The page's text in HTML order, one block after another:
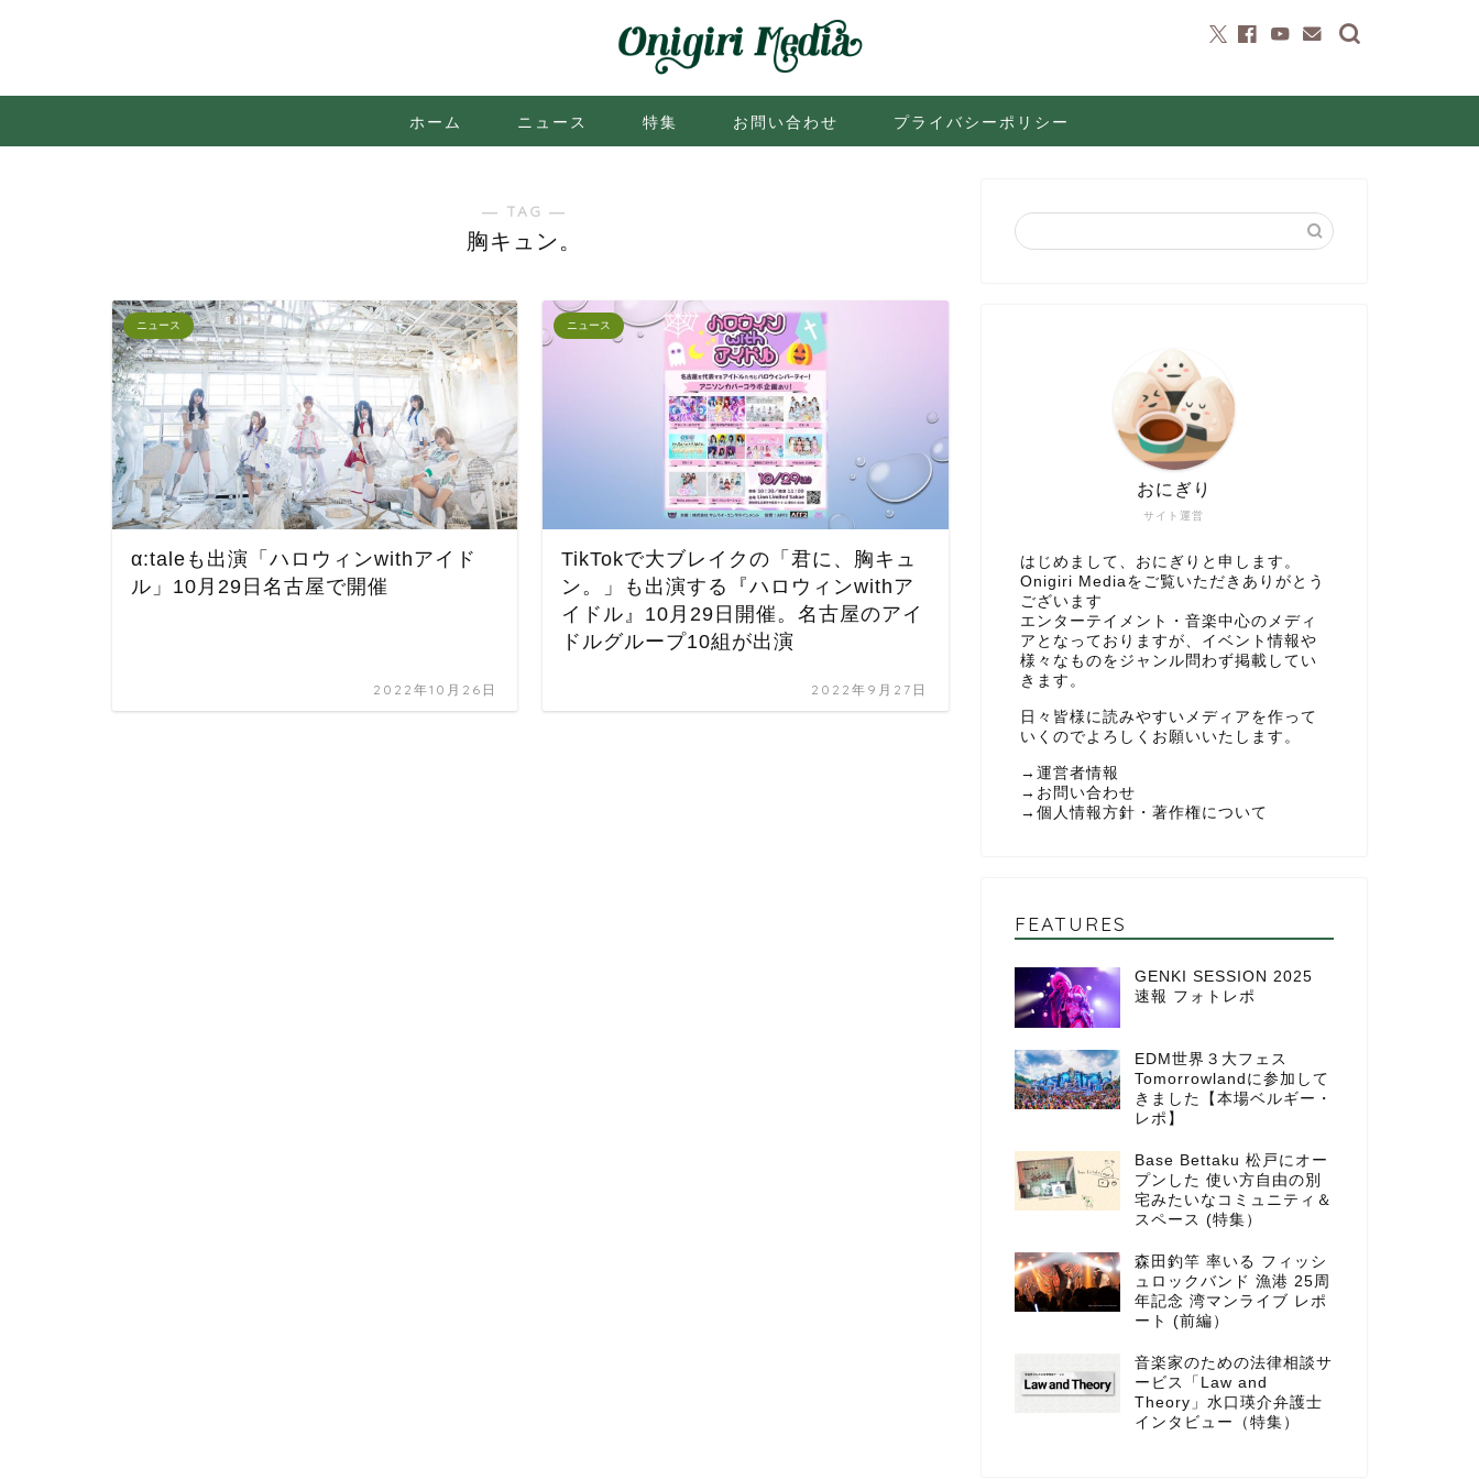
ホーム ニュース 特集 お問い合わせ プライバシーポリシー
― TAG ―
胸キュン。
ニュース
α:taleも出演「ハロウィンwithアイド
ル」10月29日名古屋で開催
2022年10月26日
ニュース
TikTokで大ブレイクの「君に、胸キュ
ン。」も出演する『ハロウィンwithア
イドル』10月29日開催。名古屋のアイ
ドルグループ10組が出演
2022年9月27日
サイト運営
おにぎり
はじめまして、おにぎりと申します。
Onigiri Mediaをご覧いただきありがとう
ございます
エンターテイメント・音楽中心のメディ
アとなっておりますが、イベント情報や
様々なものをジャンル問わず掲載してい
きます。
日々皆様に読みやすいメディアを作って
いくのでよろしくお願いいたします。
→ 運営者情報
→ お問い合わせ
→ 個人情報方針・著作権について
FEATURES
GENKI SESSION 2025
速報 フォトレポ
EDM世界３大フェス
Tomorrowlandに参加して
きました【本場ベルギー・
レポ】
Base Bettaku 松戸にオー
プンした 使い方自由の別
宅みたいなコミュニティ＆
スペース (特集）
森田釣竿 率いる フィッシ
ュロックバンド 漁港 25周
年記念 湾マンライブ レポ
ート (前編）
音楽家のための法律相談サ
ービス「Law and
Theory」水口瑛介弁護士
インタビュー（特集）